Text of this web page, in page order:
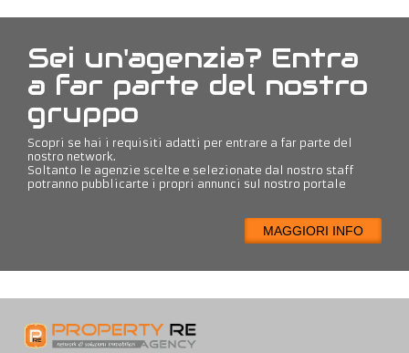
Sei un'agenzia? Entra
a far parte del nostro
gruppo
Scopri se hai i requisiti adatti per entrare a far parte del
nostro network.
Soltanto le agenzie scelte e selezionate dal nostro staff
potranno pubblicarte i propri annunci sul nostro portale
MAGGIORI INFO